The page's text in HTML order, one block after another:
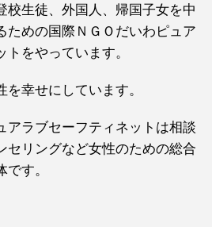
校生徒、外国人、帰国子女を中
ための国際ＮＧＯだいわピュア
をやっています。
を幸せにしています。
アラブセーフティネットは相談
セリングなど女性のための総合
す。